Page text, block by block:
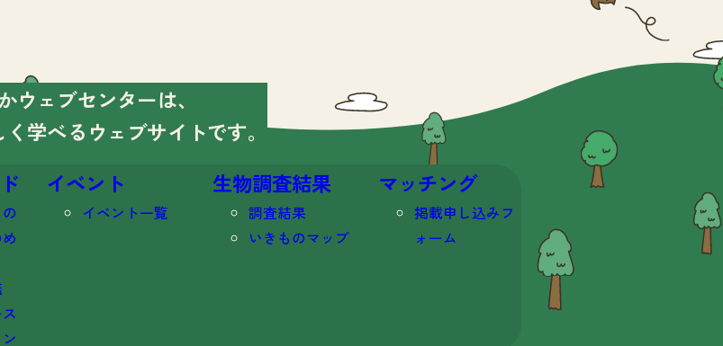
ウェブセンターは、
学べる ウェブサイトです。
イベント
イベント一覧
生物調査結果
調査結果
いきものマップ
マッチング
掲載申し込みフ
ォーム